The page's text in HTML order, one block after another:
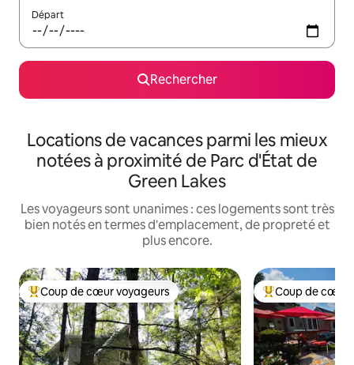
Départ
Rechercher
Locations de vacances parmi les mieux
notées à proximité de Parc d'État de
Green Lakes
Les voyageurs sont unanimes : ces logements sont très
bien notés en termes d'emplacement, de propreté et
plus encore.
Coups de cœur voyageurs les plus appréciés
Coup de cœur voyageurs Coups de cœur
Coup de cœur